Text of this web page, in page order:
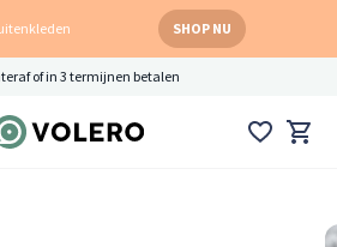
SHOP NU
of in 3 termijnen betalen